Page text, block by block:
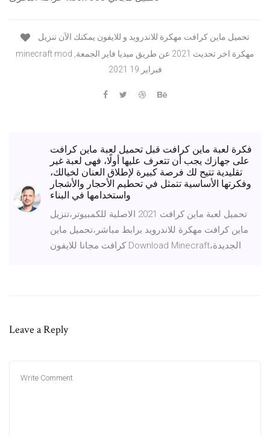
minecraft mod مهكرة اخر تحديث 2021 عن طريق ميديا فاير الجمعة,
فبراير 19 2021
فكرة لعبة ماين كرافت قبل تحميل لعبة ماين كرافت
على جهازك يجب أن تتعرف عليها أولًا، فهى لعبة غير
تقليدية تتيح لك فرصة كبيرة لإطلاق العنان لخيالك،
وفكرتها الأساسية تتمثل في تحطيم الأحجار والأشجار
واستخدامها في البناء
تحميل لعبة ماين كرافت 2021 الاصلية للكمبيوتر،تنزيل
ماين كرافت مهكرة للاندرويد برابط مباشر،تحميل ماين
كرافت مجانا للايفون Download Minecraft،الجديدة
Leave a Reply